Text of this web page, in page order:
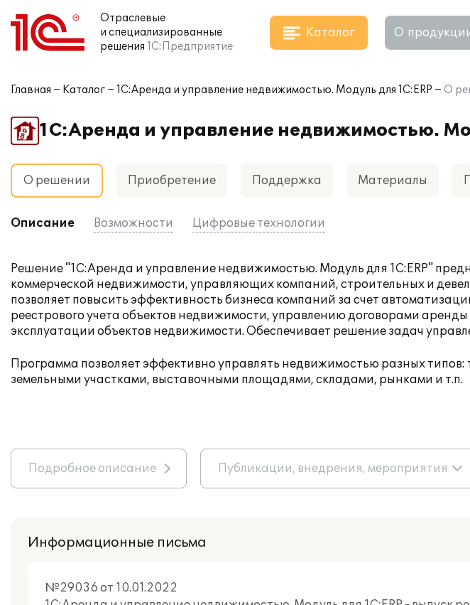
Отраслевые
и специализированные
решения 1С:Предприятие
Каталог О
Главная Каталог 1С:Аренда и управление недвижимостью. Модуль для 1С:ERP О
1С:Аренда и управление недвижимостью.
О решении Приобретение Поддержка Материалы
Описание Возможности Цифровые технологии
Решение "1С:Аренда и управление недвижимостью. Модуль для 1С:ERP"
коммерческой недвижимости, управляющих компаний, строительных и
позволяет повысить эффективность бизнеса компаний за счет
реестрового учета объектов недвижимости, управлению договорами
эксплуатации объектов недвижимости. Обеспечивает решение задач
Программа позволяет эффективно управлять недвижимостью разных
земельными участками, выставочными площадями, складами, рынками и т.п.
Подробное описание Публикации, внедрения, мероприятия
Информационные письма
№29036 от 10.01.2022